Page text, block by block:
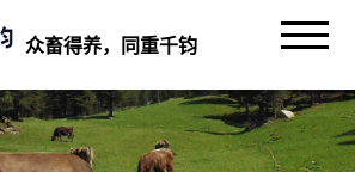
众畜得养，同重千钧